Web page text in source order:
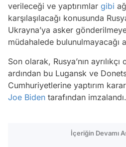
verileceği ve yaptırımlar gibi
karşılaşılacağı konusunda
Ukrayna’ya asker
müdahalede bulunulmayacağı
Son olarak, Rusya’nın ayrılıkçı
ardından bu Lugansk ve
Cumhuriyetlerine yaptırım
Joe Biden tarafından imzalandı.
İçeriğin Devamı